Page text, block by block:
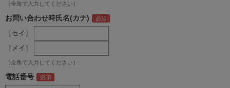
（全角で入力してください）
お問い合わせ時氏名(カナ)
［セイ］
［メイ］
（全角で入力してください）
電話番号